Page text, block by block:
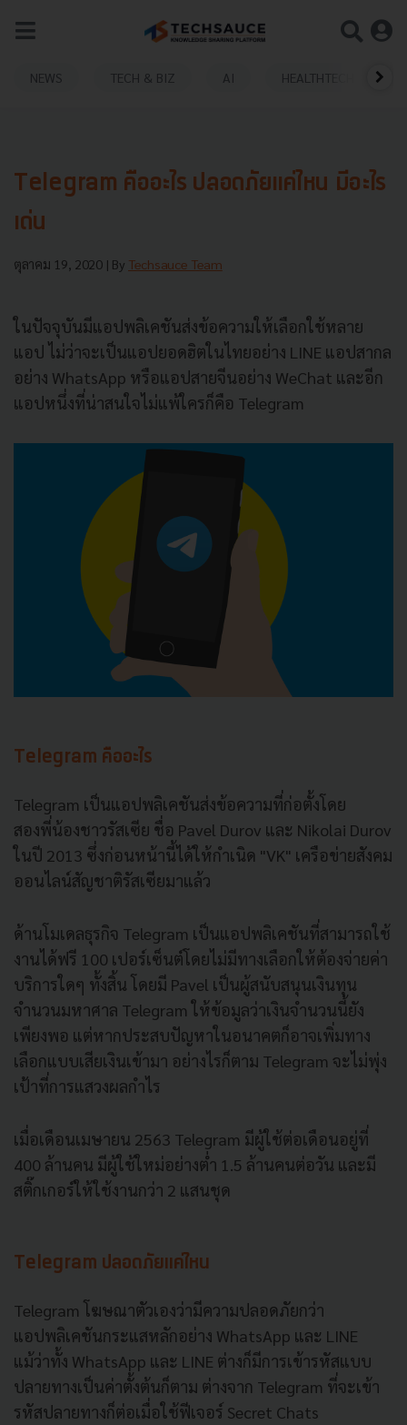
NEWS TECH & BIZ AI HEALTHTECH
Telegram คืออะไร ปลอดภัยแค่ไหน มีอะไร
เด่น
ตุลาคม 19, 2020 | By Techsauce Team
ในปัจจุบันมีแอปพลิเคชันส่งข้อความให้เลือกใช้หลาย
แอป ไม่ว่าจะเป็นแอปยอดฮิตในไทยอย่าง LINE แอปสากล
อย่าง WhatsApp หรือแอปสายจีนอย่าง WeChat และอีก
แอปหนึ่งที่น่าสนใจไม่แพ้ใครก็คือ Telegram
Telegram คืออะไร
Telegram เป็นแอปพลิเคชันส่งข้อความที่ก่อตั้งโดย
สองพี่น้องชาวรัสเซีย ชื่อ Pavel Durov และ Nikolai Durov
ในปี 2013 ซึ่งก่อนหน้านี้ได้ให้กำเนิด "VK" เครือข่ายสังคม
ออนไลน์สัญชาติรัสเซียมาแล้ว
ด้านโมเดลธุรกิจ Telegram เป็นแอปพลิเคชันที่สามารถใช้
งานได้ฟรี 100 เปอร์เซ็นต์โดยไม่มีทางเลือกให้ต้องจ่ายค่า
บริการใดๆ ทั้งสิ้น โดยมี Pavel เป็นผู้สนับสนุนเงินทุน
จำนวนมหาศาล Telegram ให้ข้อมูลว่าเงินจำนวนนี้ยัง
เพียงพอ แต่หากประสบปัญหาในอนาคตก็อาจเพิ่มทาง
เลือกแบบเสียเงินเข้ามา อย่างไรก็ตาม Telegram จะไม่พุ่ง
เป้าที่การแสวงผลกำไร
เมื่อเดือนเมษายน 2563 Telegram มีผู้ใช้ต่อเดือนอยู่ที่
400 ล้านคน มีผู้ใช้ใหม่อย่างต่ำ 1.5 ล้านคนต่อวัน และมี
สติ๊กเกอร์ให้ใช้งานกว่า 2 แสนชุด
Telegram ปลอดภัยแค่ไหน
Telegram โฆษณาตัวเองว่ามีความปลอดภัยกว่า
แอปพลิเคชันกระแสหลักอย่าง WhatsApp และ LINE
แม้ว่าทั้ง WhatsApp และ LINE ต่างก็มีการเข้ารหัสแบบ
ปลายทางเป็นค่าตั้งต้นก็ตาม ต่างจาก Telegram ที่จะเข้า
รหัสปลายทางก็ต่อเมื่อใช้ฟีเจอร์ Secret Chats